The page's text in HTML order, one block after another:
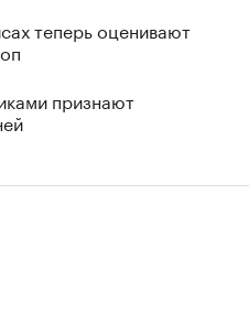
теперь оценивают
признают